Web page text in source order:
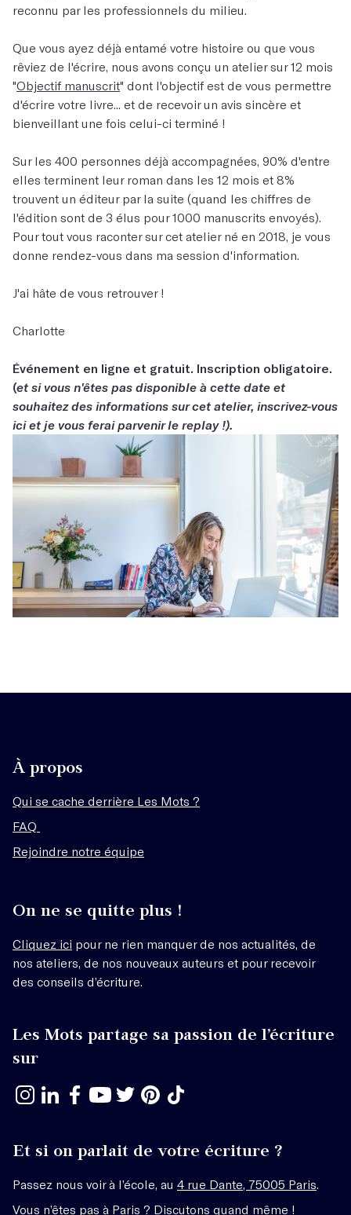
reconnu par les professionnels du milieu.
Que vous ayez déjà entamé votre histoire ou que vous
rêviez de l'écrire, nous avons conçu un atelier sur 12 mois
"Objectif manuscrit" dont l'objectif est de vous permettre
d'écrire votre livre... et de recevoir un avis sincère et
bienveillant une fois celui-ci terminé !
Sur les 400 personnes déjà accompagnées, 90% d'entre
elles terminent leur roman dans les 12 mois et 8%
trouvent un éditeur par la suite (quand les chiffres de
l'édition sont de 3 élus pour 1000 manuscrits envoyés).
Pour tout vous raconter sur cet atelier né en 2018, je vous
donne rendez-vous dans ma session d'information.
J'ai hâte de vous retrouver !
Charlotte
Événement en ligne et gratuit. Inscription obligatoire.
(et si vous n'êtes pas disponible à cette date et
souhaitez des informations sur cet atelier, inscrivez-vous
ici et je vous ferai parvenir le replay !).
À propos
Qui se cache derrière Les Mots ?
FAQ
Rejoindre notre équipe
On ne se quitte plus !
Cliquez ici pour ne rien manquer de nos actualités, de
nos ateliers, de nos nouveaux auteurs et pour recevoir
des conseils d’écriture.
Les Mots partage sa passion de l’écriture
sur
Et si on parlait de votre écriture ?
Passez nous voir à l’école, au 4 rue Dante, 75005 Paris
Vous n’êtes pas à Paris ? Discutons quand même !